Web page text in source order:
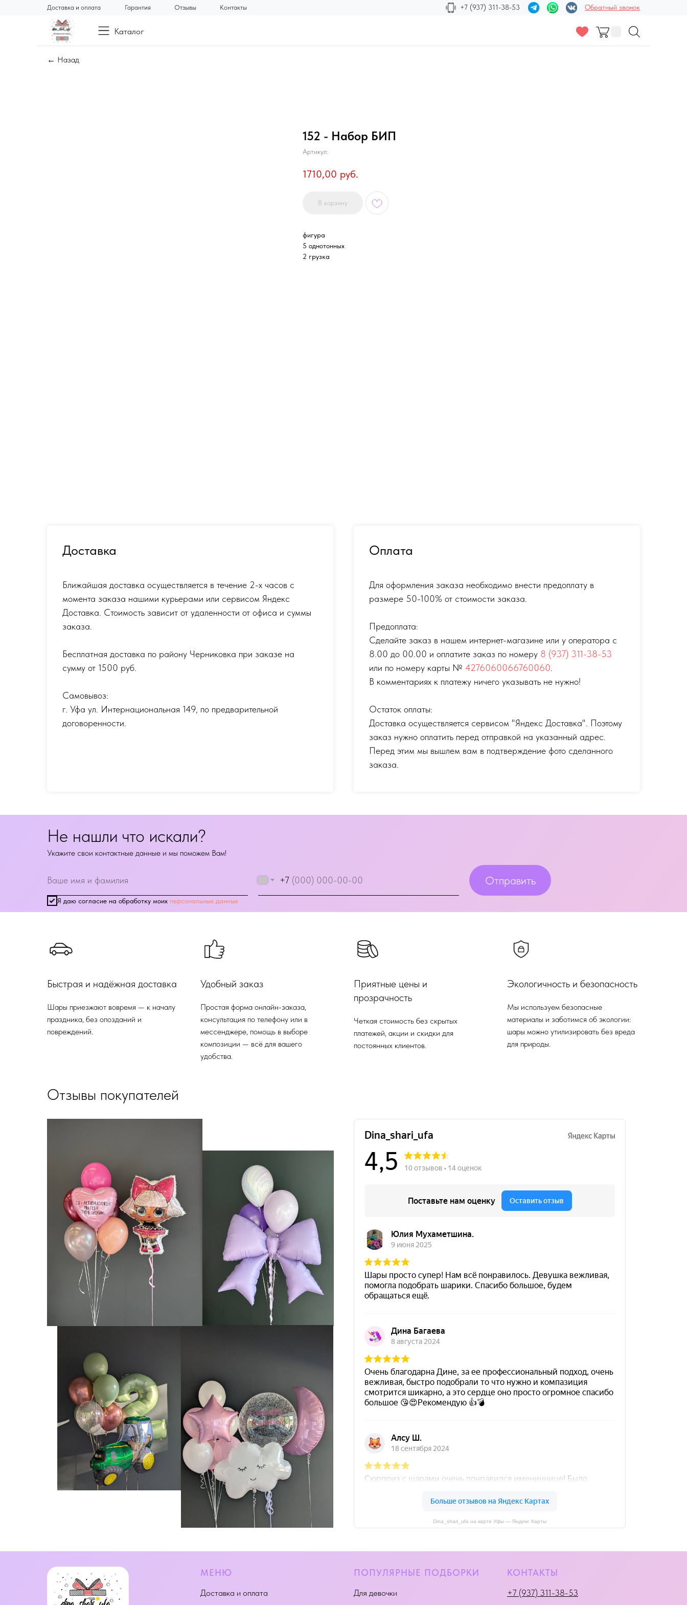
Отзывы Обратный звонок
+7 (937) 311-38-53
Контакты
Гарантия
Доставка и оплата
Каталог
← Назад
152 - Набор БИП
Артикул:
1710,00 руб.
В корзину
фигура
5 однотонных
2 грузка
Доставка
Ближайшая доставка осуществляется в течение 2-х часов с
момента заказа нашими курьерами или сервисом Яндекс
Доставка. Стоимость зависит от удаленности от офиса и суммы
заказа.
Бесплатная доставка по району Черниковка при заказе на
сумму от 1500 руб.
Самовывоз:
г. Уфа ул. Интернациональная 149, по предварительной
договоренности.
Оплата
Для оформления заказа необходимо внести предоплату в
размере 50-100% от стоимости заказа.
Предоплата:
Сделайте заказ в нашем интернет-магазине или у оператора с
8.00 до 00.00 и оплатите заказ по номеру 8 (937) 311-38-53
или по номеру карты № 4276060066760060
В комментариях к платежу ничего указывать не нужно!
Остаток оплаты:
Доставка осуществляется сервисом "Яндекс Доставка". Поэтому
заказ нужно оплатить перед отправкой на указанный адрес.
Перед этим мы вышлем вам в подтверждение фото сделанного
заказа.
+7
Я даю согласие на обработку моих персональных данных
Отправить
Не нашли что искали?
Укажите свои контактные данные и мы поможем Вам!
Быстрая и надёжная доставка
Шары приезжают вовремя — к началу
праздника, без опозданий и
повреждений.
Удобный заказ
Простая форма онлайн-заказа,
консультация по телефону или в
мессенджере, помощь в выборе
композиции — всё для вашего
удобства.
Приятные цены и
прозрачность
Четкая стоимость без скрытых
платежей, акции и скидки для
постоянных клиентов.
Экологичность и безопасность
Мы используем безопасные
материалы и заботимся об экологии:
шары можно утилизировать без вреда
для природы.
Отзывы покупателей
Dina_shari_ufa на карте Уфы — Яндекс Карты
МЕНЮ
Доставка и оплата
ПОПУЛЯРНЫЕ ПОДБОРКИ
Для девочки
КОНТАКТЫ
+7 (937) 311-38-53